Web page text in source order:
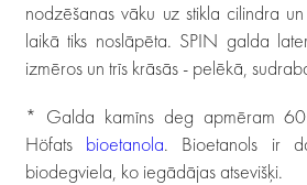
nodzēšanas vāku uz stikla cilindra
laikā tiks noslāpēta. SPIN galda
izmēros un trīs krāsās - pelēkā,
* Galda kamīns deg apmēram
Höfats bioetanola. Bioetanols ir
biodegviela, ko iegādājas atsevišķi.